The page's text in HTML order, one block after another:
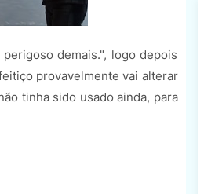
demais.", logo depois
provavelmente vai alterar
tinha sido usado ainda, para